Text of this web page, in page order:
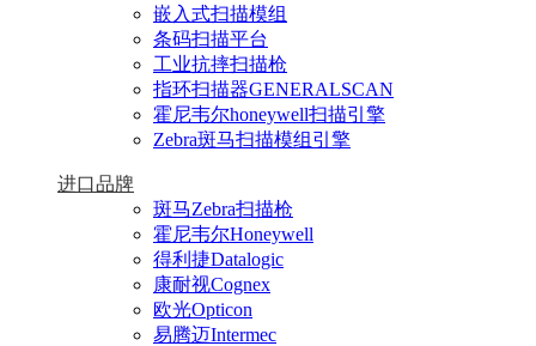
嵌入式扫描模组
条码扫描平台
工业抗摔扫描枪
指环扫描器GENERALSCAN
霍尼韦尔honeywell扫描引擎
Zebra斑马扫描模组引擎
进口品牌
斑马Zebra扫描枪
霍尼韦尔Honeywell
得利捷Datalogic
康耐视Cognex
欧光Opticon
易腾迈Intermec